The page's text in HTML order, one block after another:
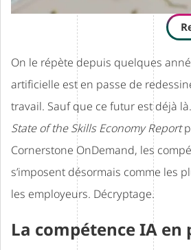
On le répète depuis quelques
artificielle est en passe de
travail. Sauf que ce futur est déjà là.
State of the Skills Economy Report
Cornerstone OnDemand, les
s’imposent désormais comme les
les employeurs. Décryptage.
La compétence IA en